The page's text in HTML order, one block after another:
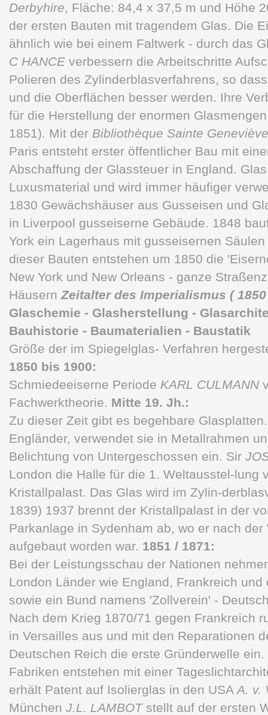
Derbyhire, Fläche: 84,4 x 37,5 m und Höhe
der ersten Bauten mit tragendem Glas. Die
ähnlich wie bei einem Faltwerk - durch das
C HANCE verbessern die Arbeitschritte
Polieren des Zylinderblasverfahrens, so
und die Oberflächen besser werden. Ihre
für die Herstellung der enormen
1851). Mit der Bibliothèque Sainte Geneviève
Paris entsteht erster öffentlicher Bau mit
Abschaffung der Glassteuer in England.
Luxusmaterial und wird immer häufiger
1830 Gewächshäuser aus Gusseisen und
in Liverpool gusseiserne Gebäude. 1848
York ein Lagerhaus mit gusseisernen
dieser Bauten entstehen um 1850 die
New York und New Orleans - ganze
Häusern Zeitalter des Imperialismus ( 1850
Glaschemie - Glasherstellung -
Bauhistorie - Baumaterialien - Baustatik
Größe der im Spiegelglas- Verfahren
1850 bis 1900:
Schmiedeeiserne Periode KARL CULMANN
Fachwerktheorie. Mitte 19. Jh.:
Zu dieser Zeit gibt es begehbare
Engländer, verwendet sie in Metallrahmen
Belichtung von Untergeschossen ein. Sir
London die Halle für die 1. Weltausstel-lung
Kristallpalast. Das Glas wird im Zylin-
1839) 1937 brennt der Kristallpalast in der
Parkanlage in Sydenham ab, wo er nach
aufgebaut worden war. 1851 / 1871:
Bei der Leistungsschau der Nationen
London Länder wie England, Frankreich
sowie ein Bund namens 'Zollverein' -
Nach dem Krieg 1870/71 gegen Frankreich
in Versailles aus und mit den Reparationen
Deutschen Reich die erste Gründerwelle
Fabriken entstehen mit einer
erhält Patent auf Isolierglas in den USA A. v.
München J.L. LAMBOTstellt auf der ersten